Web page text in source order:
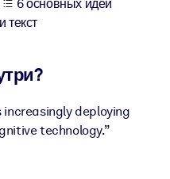
6 основных идей
текст
deploying
technology.”